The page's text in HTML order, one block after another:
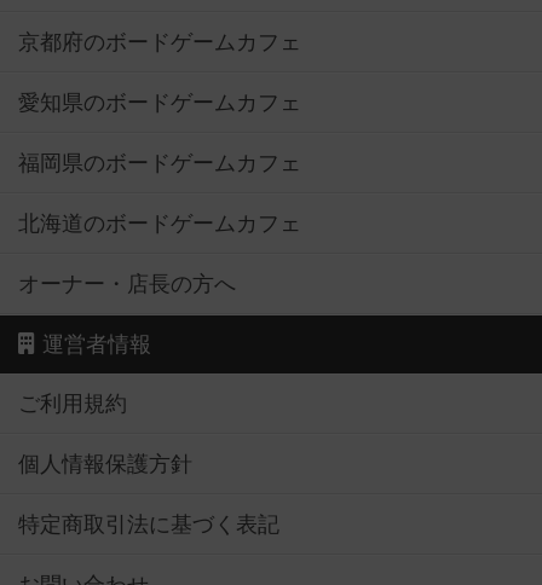
京都府のボードゲームカフェ
愛知県のボードゲームカフェ
福岡県のボードゲームカフェ
北海道のボードゲームカフェ
オーナー・店長の方へ
運営者情報
ご利用規約
個人情報保護方針
特定商取引法に基づく表記